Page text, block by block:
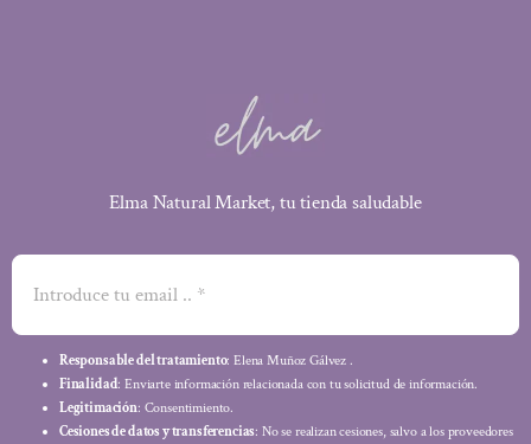
Elma Natural Market, tu tienda saludable
Responsable del tratamiento: Elena Muñoz Gálvez .
Finalidad: Enviarte información relacionada con tu solicitud de información.
Legitimación: Consentimiento.
Cesiones de datos y transferencias: No se realizan cesiones, salvo a los proveedores